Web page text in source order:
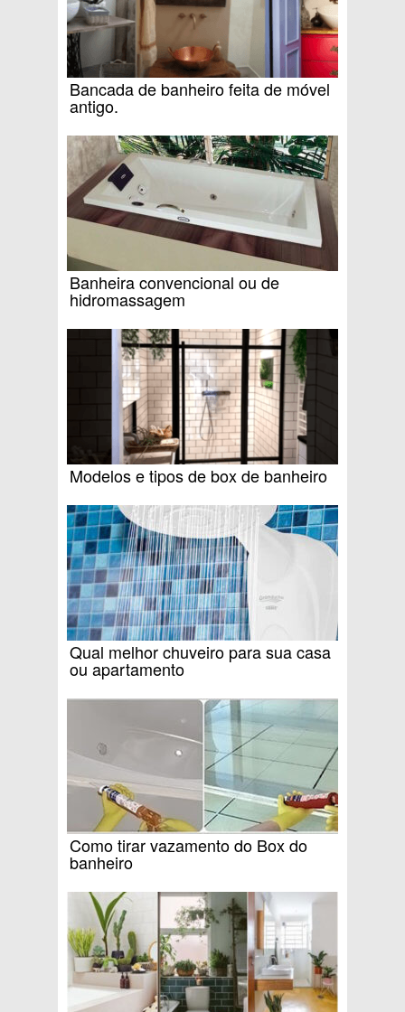
Bancada de banheiro feita de móvel
antigo.
Banheira convencional ou de
hidromassagem
Modelos e tipos de box de banheiro
Qual melhor chuveiro para sua casa
ou apartamento
Como tirar vazamento do Box do
banheiro